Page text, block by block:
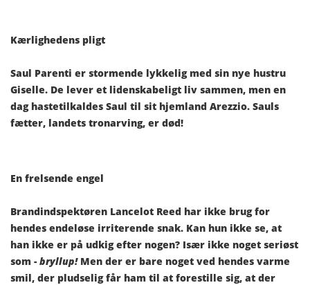
Kærlighedens pligt
Saul Parenti er stormende lykkelig med sin nye hustru
Giselle. De lever et lidenskabeligt liv sammen, men en
dag hastetilkaldes Saul til sit hjemland Arezzio. Sauls
fætter, landets tronarving, er død!
En frelsende engel
Brandindspektøren Lancelot Reed har ikke brug for
hendes endeløse irriterende snak. Kan hun ikke se, at
han ikke er på udkig efter nogen? Især ikke noget seriøst
som -bryllup!Men der er bare noget ved hendes varme
smil, der pludselig får ham til at forestille sig, at der